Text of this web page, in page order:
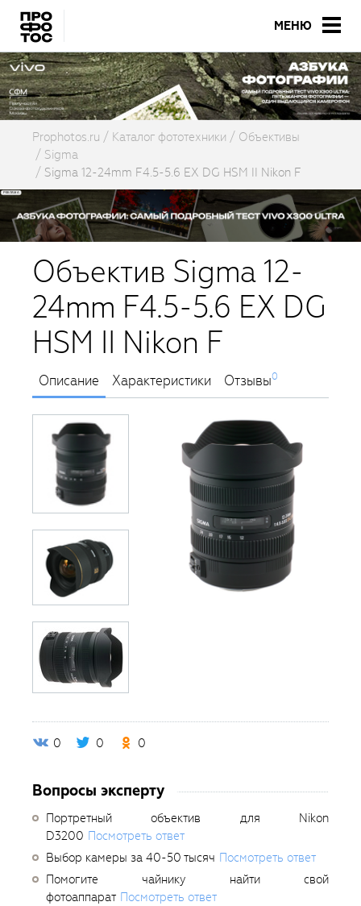
МЕНЮ
Prophotos.ru Каталог фототехники
Объективы
Sigma
Sigma 12-24mm F4.5-5.6 EX DG HSM II Nikon F
Объектив Sigma 12-
24mm F4.5-5.6 EX DG
HSM II Nikon F
Описание Характеристики Отзывы0
0 0 0
Вопросы эксперту
Портретный объектив для Nikon
D3200 Посмотреть ответ
Выбор камеры за 40-50 тысяч Посмотреть ответ
Помогите чайнику найти свой
фотоаппарат Посмотреть ответ